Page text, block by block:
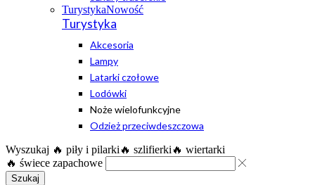
TurystykaNowość
Turystyka
Akcesoria
Lampy
Latarki czołowe
Lodówki
Noże wielofunkcyjne
Odzież przeciwdeszczowa
Wyszukaj 🔥 piły i pilarki 🔥 szlifierki 🔥 wiertarki
🔥 świece zapachowe
Szukaj